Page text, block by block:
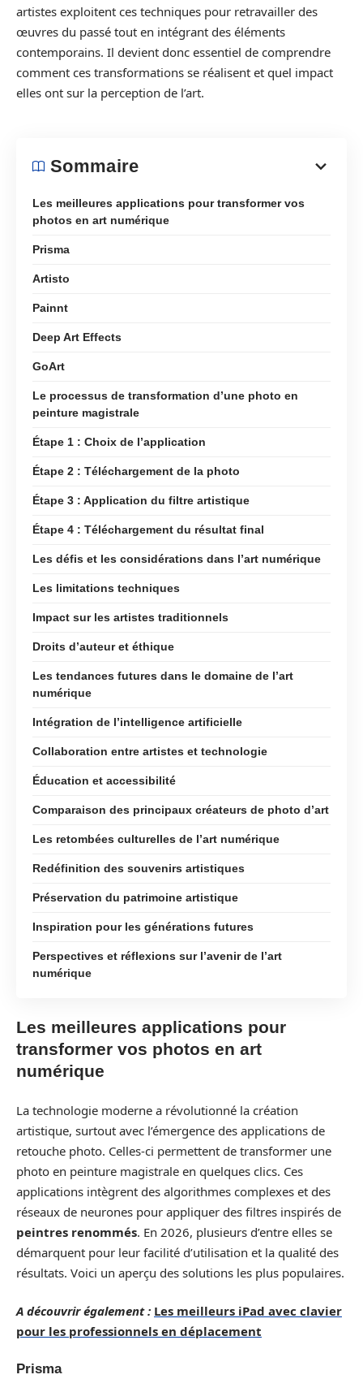
artistes exploitent ces techniques pour retravailler des
œuvres du passé tout en intégrant des éléments
contemporains. Il devient donc essentiel de comprendre
comment ces transformations se réalisent et quel impact
elles ont sur la perception de l’art.
Sommaire
Les meilleures applications pour transformer vos
photos en art numérique
Prisma
Artisto
Painnt
Deep Art Effects
GoArt
Le processus de transformation d’une photo en
peinture magistrale
Étape 1 : Choix de l’application
Étape 2 : Téléchargement de la photo
Étape 3 : Application du filtre artistique
Étape 4 : Téléchargement du résultat final
Les défis et les considérations dans l’art numérique
Les limitations techniques
Impact sur les artistes traditionnels
Droits d’auteur et éthique
Les tendances futures dans le domaine de l’art
numérique
Intégration de l’intelligence artificielle
Collaboration entre artistes et technologie
Éducation et accessibilité
Comparaison des principaux créateurs de photo d’art
Les retombées culturelles de l’art numérique
Redéfinition des souvenirs artistiques
Préservation du patrimoine artistique
Inspiration pour les générations futures
Perspectives et réflexions sur l’avenir de l’art
numérique
Les meilleures applications pour
transformer vos photos en art
numérique
La technologie moderne a révolutionné la création
artistique, surtout avec l’émergence des applications de
retouche photo. Celles-ci permettent de transformer une
photo en peinture magistrale en quelques clics. Ces
applications intègrent des algorithmes complexes et des
réseaux de neurones pour appliquer des filtres inspirés de
peintres renommés. En 2026, plusieurs d’entre elles se
démarquent pour leur facilité d’utilisation et la qualité des
résultats. Voici un aperçu des solutions les plus populaires.
A découvrir également : Les meilleurs iPad avec clavier
pour les professionnels en déplacement
Prisma